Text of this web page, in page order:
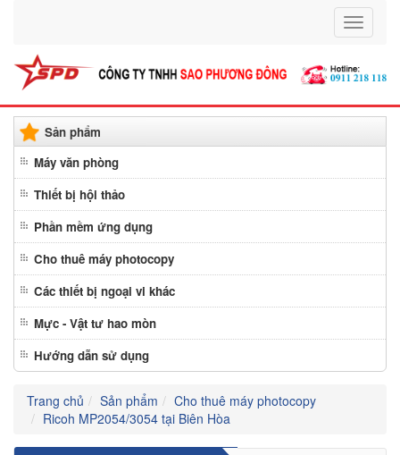
Toggle
Sản phẩm
Máy văn phòng
Thiết bị hội thảo
Phần mềm ứng dụng
Cho thuê máy photocopy
Các thiết bị ngoại vi khác
Mực - Vật tư hao mòn
Hướng dẫn sử dụng
Trang chủ Sản phẩm
Cho thuê máy photocopy
Ricoh MP2054/3054 tại Biên Hòa